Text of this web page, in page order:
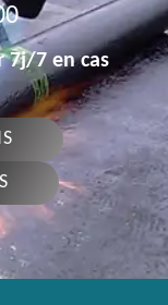
7j/7 en cas